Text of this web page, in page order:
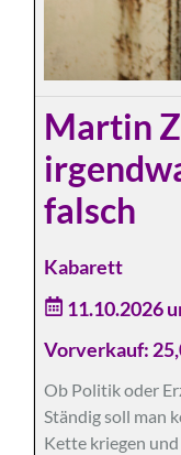
Martin
falsch
Kabarett
11.10.2026
Vorverkauf:
Ob Politik oder
Ständig soll man
Kette kriegen und